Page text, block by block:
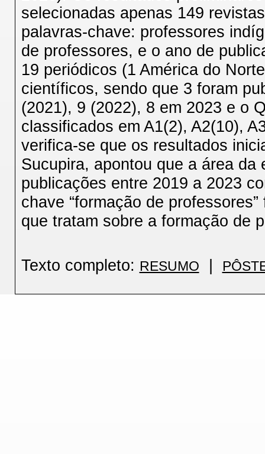
selecionadas apenas 149
palavras-chave: professores
de professores, e o ano de
19 periódicos (1 América do
científicos, sendo que 3 foram
(2021), 9 (2022), 8 em 2023 e o
classificados em A1(2), A2(10),
verifica-se que os resultados
Sucupira, apontou que a área da
publicações entre 2019 a 2023
chave “formação de
que tratam sobre a formação de
Texto completo: RESUMO |